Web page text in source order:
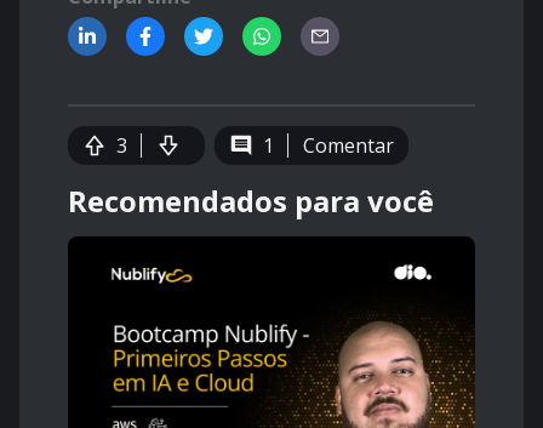
3 1 Comentar
Recomendados para você